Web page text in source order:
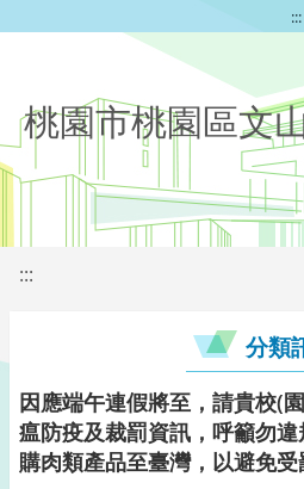
:::
桃園市桃園區文
:::
分類
因應端午連假將至，請貴校(
瘟防疫及裁罰資訊，呼籲勿
購肉類產品至臺灣，以避免受